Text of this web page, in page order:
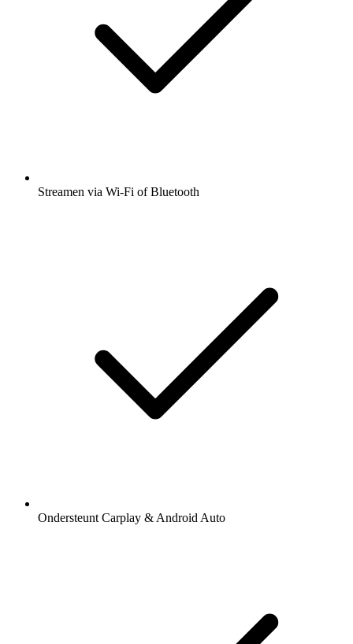
Streamen via Wi-Fi of Bluetooth
Ondersteunt Carplay & Android Auto